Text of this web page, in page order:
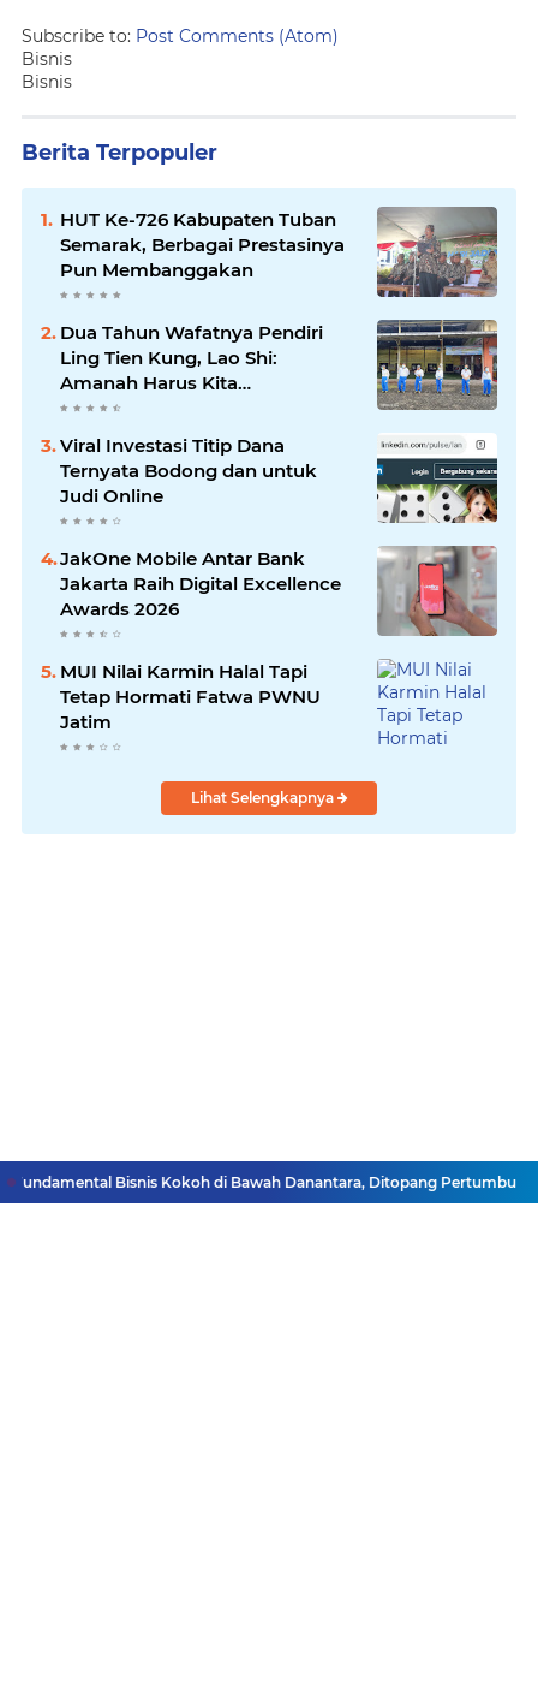
Subscribe to: Post Comments (Atom)
Bisnis
Bisnis
Berita Terpopuler
HUT Ke-726 Kabupaten Tuban
Semarak, Berbagai Prestasinya
Pun Membanggakan
Dua Tahun Wafatnya Pendiri
Ling Tien Kung, Lao Shi:
Amanah Harus Kita
Laksanakan!
Viral Investasi Titip Dana
Ternyata Bodong dan untuk
Judi Online
JakOne Mobile Antar Bank
Jakarta Raih Digital Excellence
Awards 2026
MUI Nilai Karmin Halal Tapi
Tetap Hormati Fatwa PWNU
Jatim
Lihat Selengkapnya
Bisnis Kokoh di Bawah Danantara, Ditopang Pertumbuhan